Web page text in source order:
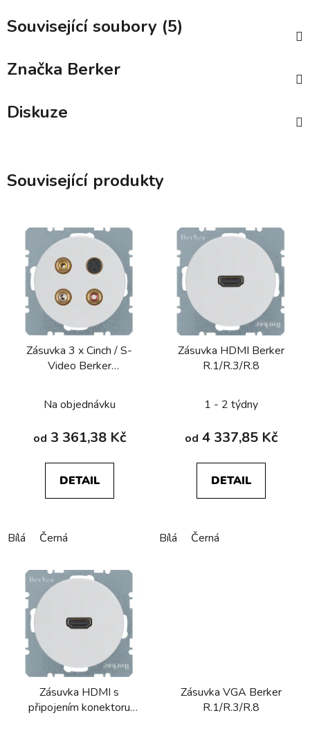
Související soubory (5)
Značka Berker
Diskuze
Související produkty
Zásuvka 3 x Cinch / S-
Video Berker
Na objednávku
od 3 361,38 Kč
DETAIL
Bílá Černá
Zásuvka HDMI Berker
R.1/R.3/R.8
1 - 2 týdny
od 4 337,85 Kč
DETAIL
Bílá Černá
Zásuvka HDMI s
připojením konektoru
Zásuvka VGA Berker
R.1/R.3/R.8